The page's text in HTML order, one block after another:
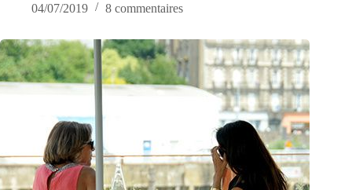
04/07/2019
8 commentaires